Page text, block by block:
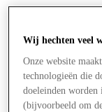
Wij hechten veel
Onze website
technologieën die
doeleinden
(bijvoorbeeld om